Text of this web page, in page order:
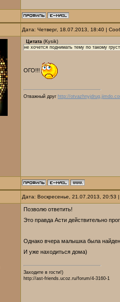
Дата: Четверг, 18.07.2013, 18:40 |
Цитата (Kysik)
не хочется поднимать тему по такому
ОГО!!!
Отважный друг http://
Дата: Воскресенье, 21.07.2013,
Позволю ответить!
Это правда Асти действительно
Однако вчера малышка была
И уже находиться дома)
Заходите в гости!)
http://ast-friends.ucoz.ru/forum/4-3160-1